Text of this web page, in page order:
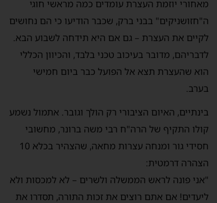
יוזמת העצרת עומדים כמה מראשי חוגי
בבני ברק, שכבר הודיעו כי הם נחושים
את העצרת – גם אם היא תידחה לשבוע הבא.
מדובר בעיכוב טכני בלבד, והכיוון הכללי
שהעצרת תצא אל הפועל כבר ביום חמישי
האיום הציבורי רק הולך וגובר. אתמול נשמע
התקיף של הרה"ח רבי משה ברונר, מחשובי
חסידי גור ומנחה עצרות מחאה, שהצהיר בכלא 10
דרמטית:
פונה לראש הממשלה ולשרים – לא למכסות ולא
אם אתם רוצים את זכות התורה, תסדרו את